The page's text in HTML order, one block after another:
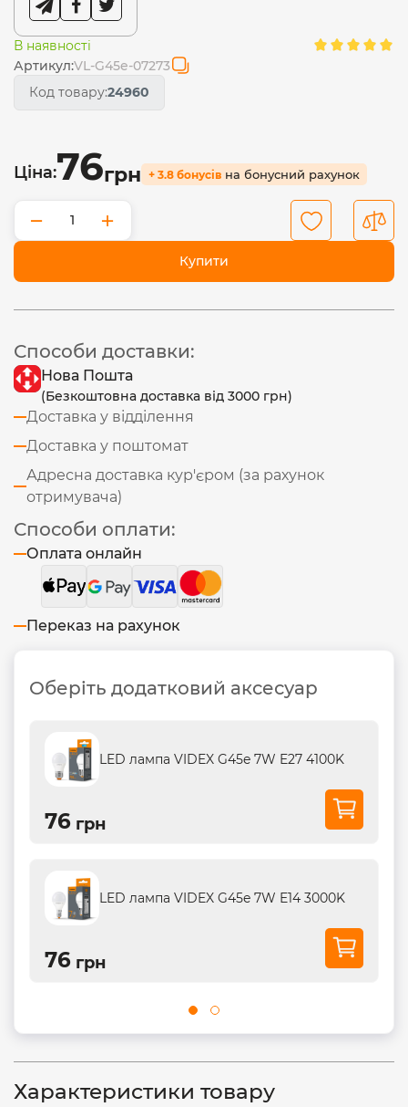
В наявності
Артикул:VL-G45e-07273
Код товару:24960
Ціна:76грн + 3.8 бонусів на бонусний рахунок
− +
Купити
Способи доставки:
Нова Пошта
(Безкоштовна доставка від 3000 грн)
Доставка у відділення
Доставка у поштомат
Адресна доставка кур'єром (за рахунок
отримувача)
Способи оплати:
Оплата онлайн
Переказ на рахунок
Оберіть додатковий аксесуар
LED лампа VIDEX G45e 7W E27 4100K
76 грн
LED лампа VIDEX G45e 7W E14 3000K
76 грн
Характеристики товару